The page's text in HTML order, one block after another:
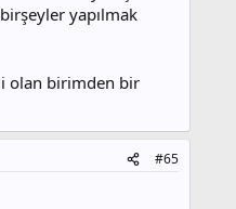
yapılmak
olan birimden bir
#65